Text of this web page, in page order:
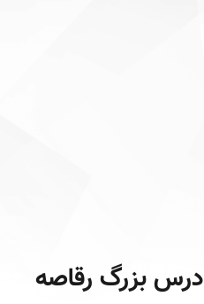
درس بزرگ رقاصه